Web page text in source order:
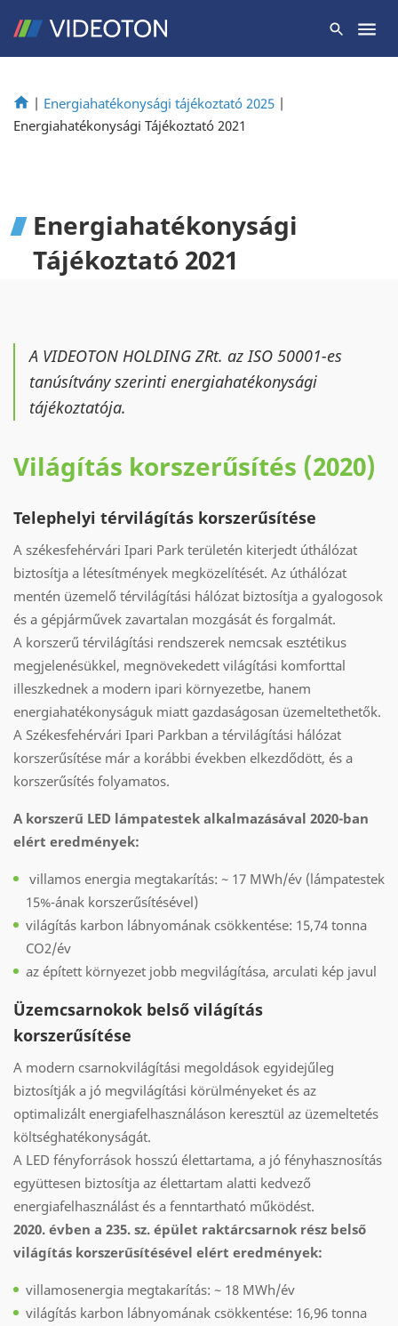
| Energiahatékonysági tájékoztató 2025 |
Energiahatékonysági Tájékoztató 2021
Energiahatékonysági
Tájékoztató 2021
A VIDEOTON HOLDING ZRt. az ISO 50001-es
tanúsítvány szerinti energiahatékonysági
tájékoztatója.
Világítás korszerűsítés (2020)
Telephelyi térvilágítás korszerűsítése
A székesfehérvári Ipari Park területén kiterjedt úthálózat
biztosítja a létesítmények megközelítését. Az úthálózat
mentén üzemelő térvilágítási hálózat biztosítja a gyalogosok
és a gépjárművek zavartalan mozgását és forgalmát.
A korszerű térvilágítási rendszerek nemcsak esztétikus
megjelenésükkel, megnövekedett világítási komforttal
illeszkednek a modern ipari környezetbe, hanem
energiahatékonyságuk miatt gazdaságosan üzemeltethetők.
A Székesfehérvári Ipari Parkban a térvilágítási hálózat
korszerűsítése már a korábbi években elkezdődött, és a
korszerűsítés folyamatos.
A korszerű LED lámpatestek alkalmazásával 2020-ban
elért eredmények:
villamos energia megtakarítás: ~ 17 MWh/év (lámpatestek
15%-ának korszerűsítésével)
világítás karbon lábnyomának csökkentése: 15,74 tonna
CO2/év
az épített környezet jobb megvilágítása, arculati kép javul
Üzemcsarnokok belső világítás
korszerűsítése
A modern csarnokvilágítási megoldások egyidejűleg
biztosítják a jó megvilágítási körülményeket és az
optimalizált energiafelhasználáson keresztül az üzemeltetés
költséghatékonyságát.
A LED fényforrások hosszú élettartama, a jó fényhasznosítás
együttesen biztosítja az élettartam alatti kedvező
energiafelhasználást és a fenntartható működést.
2020. évben a 235. sz. épület raktárcsarnok rész belső
világítás korszerűsítésével elért eredmények:
villamosenergia megtakarítás: ~ 18 MWh/év
világítás karbon lábnyomának csökkentése: 16,96 tonna